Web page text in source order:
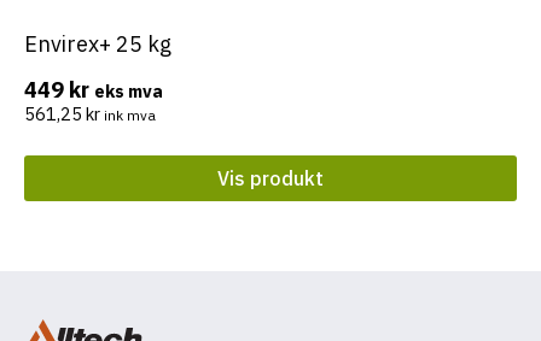
Envirex+ 25 kg
449 kr eks mva
561,25 kr ink mva
Vis produkt